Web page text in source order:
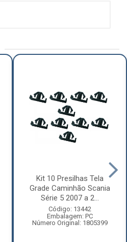
Kit 10 Presilhas Tela
Grade Caminhão Scania
Série 5 2007 a 2...
Código: 13442
Embalagem: PC
Número Original: 1805399